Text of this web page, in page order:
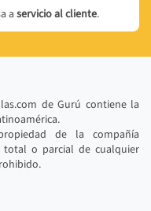
aservicio al cliente.
de Gurú contiene la
de la compañía
total o parcial de cualquier